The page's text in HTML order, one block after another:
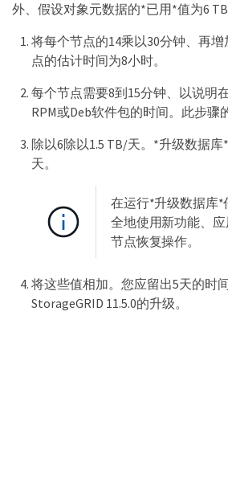
外、假设对象元数据的*已用*值为6 TB
将每个节点的14乘以30分钟、再
点的估计时间为8小时。
每个节点需要8到15分钟、以说明
RPM或Deb软件包的时间。此步骤
除以6除以1.5 TB/天。*升级数据
天。
在运行*升级数据库*
全地使用新功能、
节点恢复操作。
将这些值相加。您应留出5天的时
StorageGRID 11.5.0的升级。